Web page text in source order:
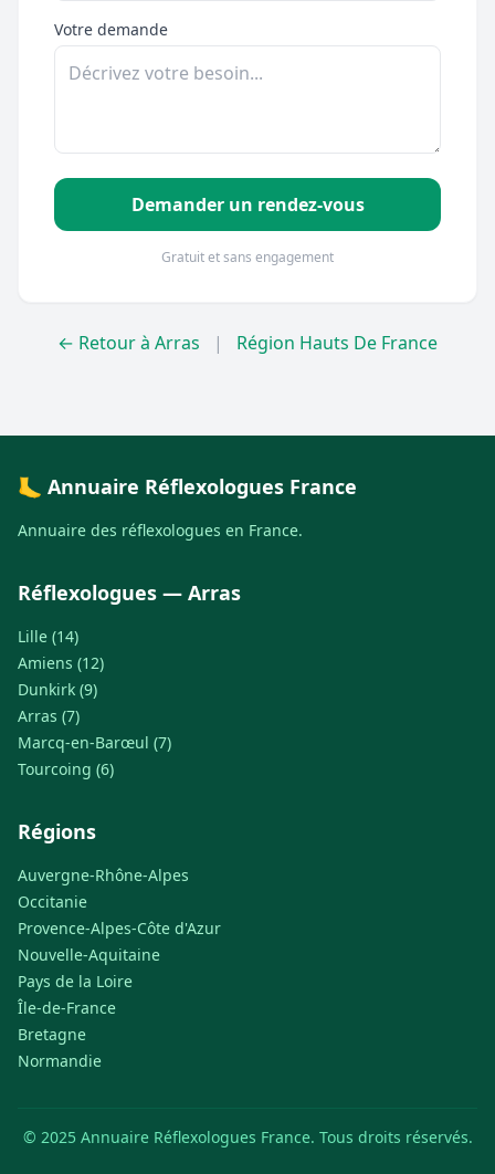
Votre demande
Demander un rendez-vous
Gratuit et sans engagement
← Retour à Arras | Région Hauts De France
🦶 Annuaire Réflexologues France
Annuaire des réflexologues en France.
Réflexologues — Arras
Lille (14)
Amiens (12)
Dunkirk (9)
Arras (7)
Marcq-en-Barœul (7)
Tourcoing (6)
Régions
Auvergne-Rhône-Alpes
Occitanie
Provence-Alpes-Côte d'Azur
Nouvelle-Aquitaine
Pays de la Loire
Île-de-France
Bretagne
Normandie
© 2025 Annuaire Réflexologues France. Tous droits réservés.